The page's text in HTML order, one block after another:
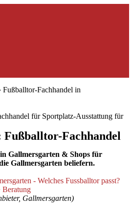
Fußballtor-Fachhandel in
für Sportplatz-Ausstattung für
Fachhandel
Gallmersgarten & Shops für
Gallmersgarten beliefern.
Gallmersgarten)